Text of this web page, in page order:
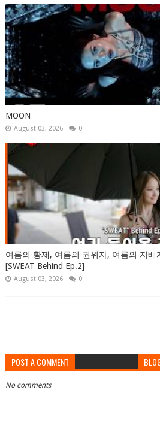
MOON
August 03, 2026 0
여름의 황제, 여름의 권위자, 여름의 지배
[SWEAT Behind Ep.2]
August 03, 2026 0
POST A COMMENT
No comments